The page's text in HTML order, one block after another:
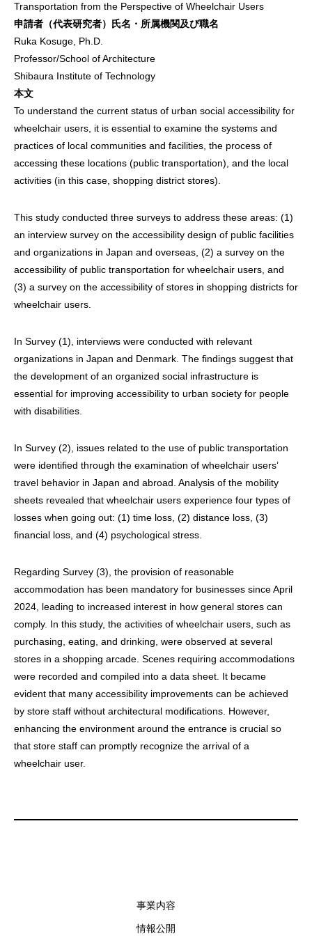
Transportation from the Perspective of Wheelchair Users
申請者（代表研究者）氏名・所属機関及び職名
Ruka Kosuge, Ph.D.
Professor/School of Architecture
Shibaura Institute of Technology
本文
To understand the current status of urban social accessibility for
wheelchair users, it is essential to examine the systems and
practices of local communities and facilities, the process of
accessing these locations (public transportation), and the local
activities (in this case, shopping district stores).
This study conducted three surveys to address these areas: (1)
an interview survey on the accessibility design of public facilities
and organizations in Japan and overseas, (2) a survey on the
accessibility of public transportation for wheelchair users, and
(3) a survey on the accessibility of stores in shopping districts for
wheelchair users.
In Survey (1), interviews were conducted with relevant
organizations in Japan and Denmark. The findings suggest that
the development of an organized social infrastructure is
essential for improving accessibility to urban society for people
with disabilities.
In Survey (2), issues related to the use of public transportation
were identified through the examination of wheelchair users’
travel behavior in Japan and abroad. Analysis of the mobility
sheets revealed that wheelchair users experience four types of
losses when going out: (1) time loss, (2) distance loss, (3)
financial loss, and (4) psychological stress.
Regarding Survey (3), the provision of reasonable
accommodation has been mandatory for businesses since April
2024, leading to increased interest in how general stores can
comply. In this study, the activities of wheelchair users, such as
purchasing, eating, and drinking, were observed at several
stores in a shopping arcade. Scenes requiring accommodations
were recorded and compiled into a data sheet. It became
evident that many accessibility improvements can be achieved
by store staff without architectural modifications. However,
enhancing the environment around the entrance is crucial so
that store staff can promptly recognize the arrival of a
wheelchair user.
事業内容
情報公開